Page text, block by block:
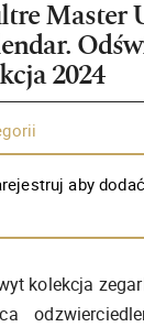
Master
2024
aby
kolekcja